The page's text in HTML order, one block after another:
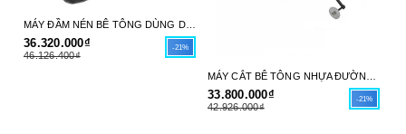
MÁY ĐẦM NÉN BÊ TÔNG DÙNG DẦU DIESEL 6HP (66X38CM) INGCO GCP125-4 - HÀNG CHÍNH HÃNG
36.320.000₫
46.126.400₫
-21%
33.800.000₫
42.926.000₫
-21%